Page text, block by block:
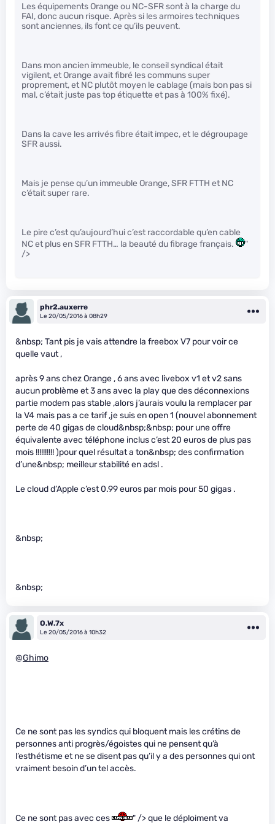
Les équipements Orange ou NC-SFR sont à la charge du
FAI, donc aucun risque. Après si les armoires techniques
sont anciennes, ils font ce qu’ils peuvent.
Dans mon ancien immeuble, le conseil syndical était
vigilent, et Orange avait fibré les communs super
proprement, et NC plutôt moyen le cablage (mais bon pas si
mal, c’était juste pas top étiquette et pas à 100% fixé).
Dans la cave les arrivés fibre était impec, et le dégroupage
SFR aussi.
Mais je pense qu’un immeuble Orange, SFR FTTH et NC
c’était super rare.
Le pire c’est qu’aujourd’hui c’est raccordable qu’en cable
NC et plus en SFR FTTH… la beauté du fibrage français.
"
/>
phr2.auxerre
Le 20/05/2016 à 08h29
&nbsp; Tant pis je vais attendre la freebox V7 pour voir ce
quelle vaut ,
après 9 ans chez Orange , 6 ans avec livebox v1 et v2 sans
aucun problème et 3 ans avec la play que des déconnexions
partie modem pas stable ,alors j’aurais voulu la remplacer par
la V4 mais pas a ce tarif ,je suis en open 1 (nouvel abonnement
perte de 40 gigas de cloud&nbsp;&nbsp; pour une offre
équivalente avec téléphone inclus c’est 20 euros de plus pas
mois !!!!!!!!!! )pour quel résultat a ton&nbsp; des confirmation
d’une&nbsp; meilleur stabilité en adsl .
Le cloud d’Apple c’est 0.99 euros par mois pour 50 gigas .
&nbsp;
&nbsp;
O.W.7x
Le 20/05/2016 à 10h32
@Ghimo
Ce ne sont pas les syndics qui bloquent mais les crétins de
personnes anti progrès/égoistes qui ne pensent qu’à
l’esthétisme et ne se disent pas qu’il y a des personnes qui ont
vraiment besoin d’un tel accès.
Ce ne sont pas avec ces
" /> que le déploiment va